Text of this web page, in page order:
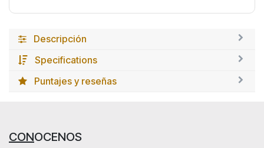
Descripción
Specifications
Puntajes y reseñas
CONOCENOS